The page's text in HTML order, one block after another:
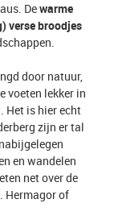
Dewarme
verse broodjes
door natuur,
voeten lekker in
Het is hier echt
zijn er tal
en wandelen
net over de
Hermagor of